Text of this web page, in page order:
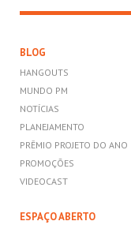
BLOG
HANGOUTS
MUNDO PM
NOTÍCIAS
PLANEJAMENTO
PRÊMIO PROJETO DO ANO
PROMOÇÕES
VIDEOCAST
ESPAÇO ABERTO